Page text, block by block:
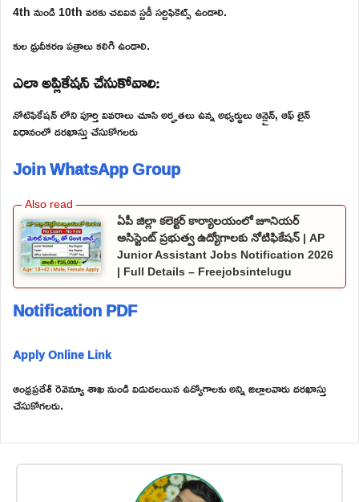
4th నుండి 10th వరకు చదివిన స్టడీ సర్టిఫికెట్స్ ఉండాలి.
కుల ధ్రువీకరణ పత్రాలు కలిగి ఉండాలి.
ఎలా అప్లికేషన్ చేసుకోవాలి:
నోటిఫికేషన్ లోని పూర్తి వివరాలు చూసి అర్హతలు ఉన్న అభ్యర్థులు ఆన్లైన్, ఆఫ్ లైన్
విధానంలో దరఖాస్తు చేసుకోగలరు
Join WhatsApp Group
ఏపీ జిల్లా కలెక్టర్ కార్యాలయంలో జూనియర్
అసిస్టెంట్ ప్రభుత్వ ఉద్యోగాలకు నోటిఫికేషన్ | AP
Junior Assistant Jobs Notification 2026
| Full Details – Freejobsintelugu
Notification PDF
Apply Online Link
ఆంధ్రప్రదేశ్ రెవెన్యూ శాఖ నుండి విడుదలయిన ఉద్యోగాలకు అన్ని జిల్లాలవారు దరఖాస్తు
చేసుకోగలరు.